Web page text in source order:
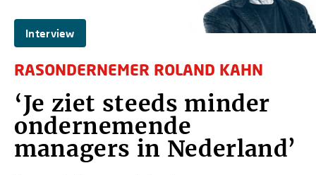
Interview
RASONDERNEMER ROLAND KAHN
‘Je ziet steeds minder
ondernemende
managers in Nederland’